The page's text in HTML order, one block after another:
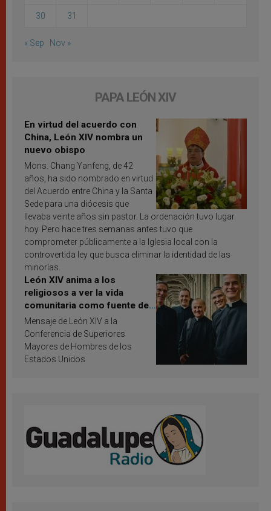
30 31
« Sep Nov »
PAPA LEÓN XIV
En virtud del acuerdo con
China, León XIV nombra un
nuevo obispo
Mons. Chang Yanfeng, de 42
años, ha sido nombrado en virtud
del Acuerdo entre China y la Santa
Sede para una diócesis que
llevaba veinte años sin pastor. La ordenación tuvo lugar
hoy. Pero hace tres semanas antes tuvo que
comprometer públicamente a la Iglesia local con la
controvertida ley que busca eliminar la identidad de las
minorías.
León XIV anima a los
religiosos a ver la vida
comunitaria como fuente de
inspiración y santificación
Mensaje de León XIV a la
Conferencia de Superiores
Mayores de Hombres de los
Estados Unidos